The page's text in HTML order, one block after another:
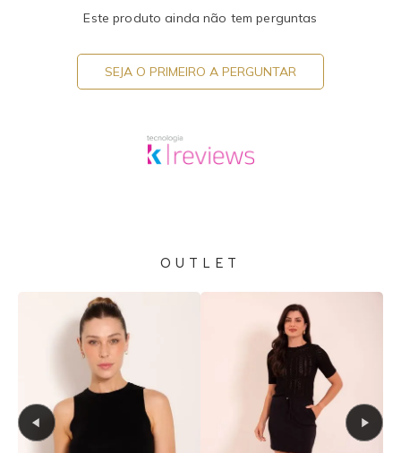
Este produto ainda não tem perguntas
SEJA O PRIMEIRO A PERGUNTAR
OUTLET